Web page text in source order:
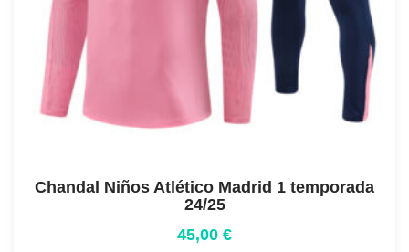
Chandal Niños Atlético Madrid 1 temporada
24/25
45,00 €